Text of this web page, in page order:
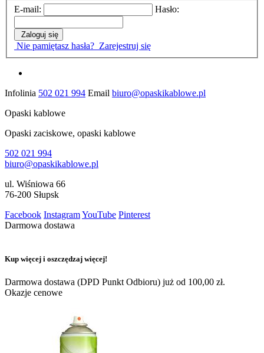
E-mail:
Hasło:
Zaloguj się
Nie pamiętasz hasła? Zarejestruj się
Infolinia 502 021 994 Email biuro@opaskikablowe.pl
Opaski kablowe
Opaski zaciskowe, opaski kablowe
502 021 994
biuro@opaskikablowe.pl
ul. Wiśniowa 66
76-200 Słupsk
Facebook InstagramYouTube Pinterest
Darmowa dostawa
Kup więcej i oszczędzaj więcej!
Darmowa dostawa (DPD Punkt Odbioru) już od 100,00 zł.
Okazje cenowe